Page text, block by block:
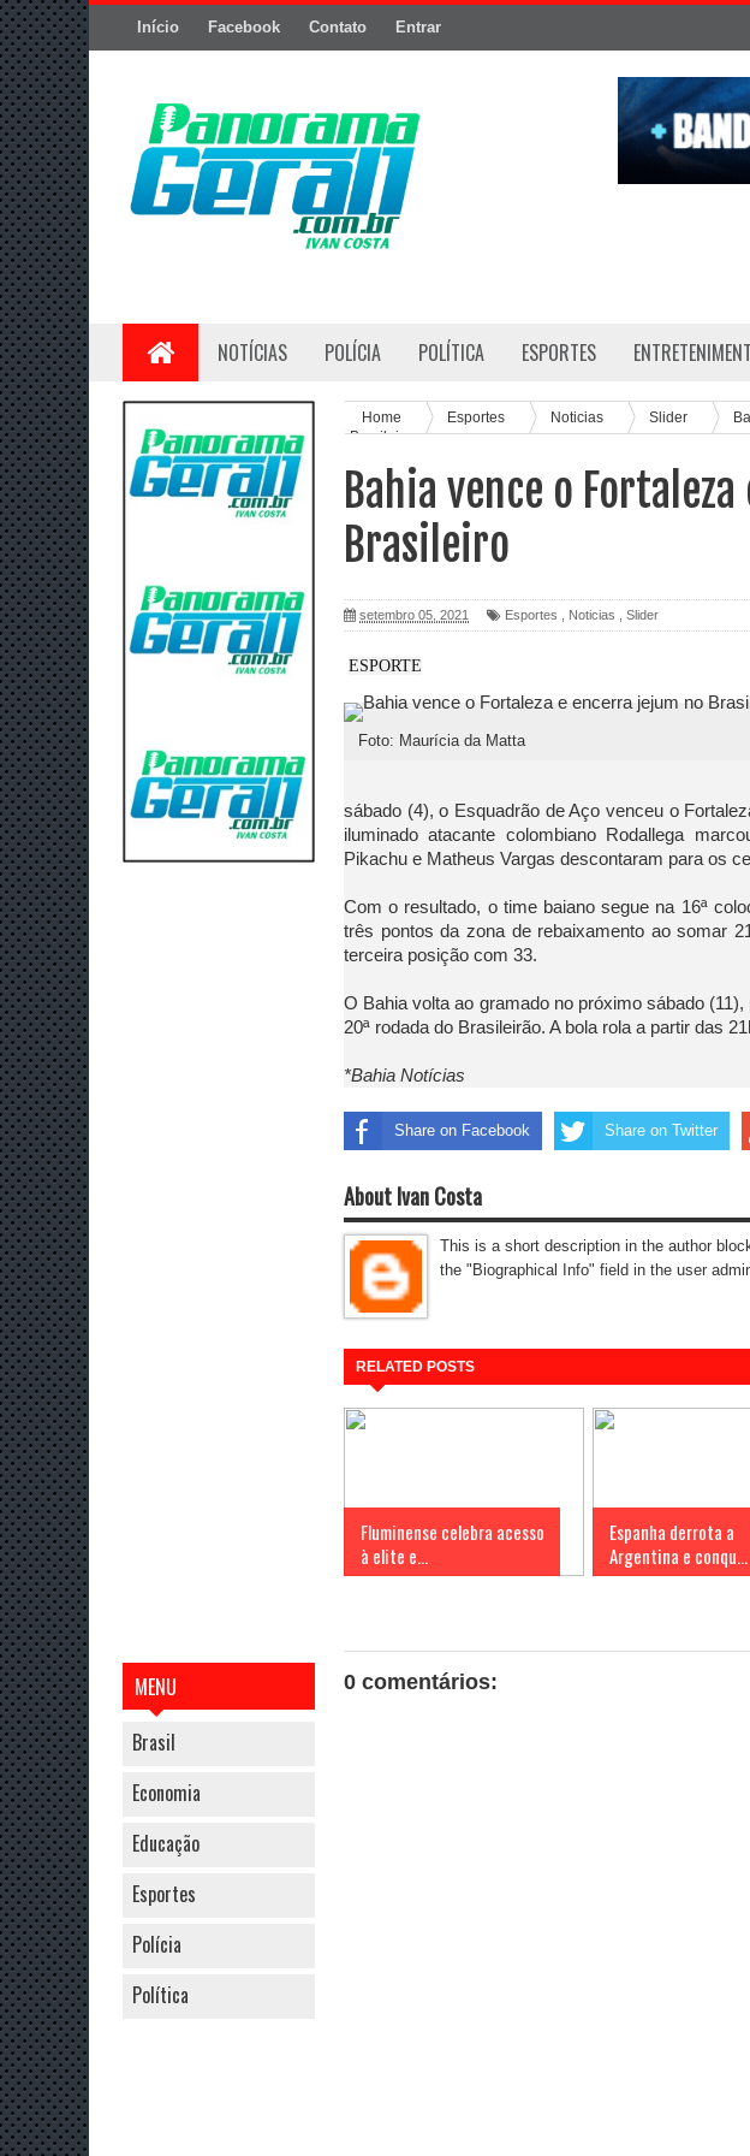
Início Facebook Contato Entrar
NOTÍCIAS POLÍCIA POLÍTICA ESPORTES
MENU
Brasil
Economia
Educação
Esportes
Polícia
Política
Home Esportes Noticias Slider
Brasileiro
Bahia vence o
Brasileiro
setembro 05, 2021 Esportes Noticias Slider
ESPORTE
Foto: Maurícia da Matta
sábado (4), o Esquadrão de Aço venceu o
iluminado atacante colombiano Rodallega
Pikachu e Matheus Vargas descontaram para os
Com o resultado, o time baiano segue na 16ª
três pontos da zona de rebaixamento ao somar
terceira posição com 33.
O Bahia volta ao gramado no próximo sábado
20ª rodada do Brasileirão. A bola rola a partir das
*Bahia Notícias
Share on Facebook Share on Twitter
About Ivan Costa
This is a short description in the author
the "Biographical Info" field in the user
RELATED POSTS
Fluminense celebra acesso
à elite e...
Espanha derrota a
Argentina e conqu...
0 comentários: